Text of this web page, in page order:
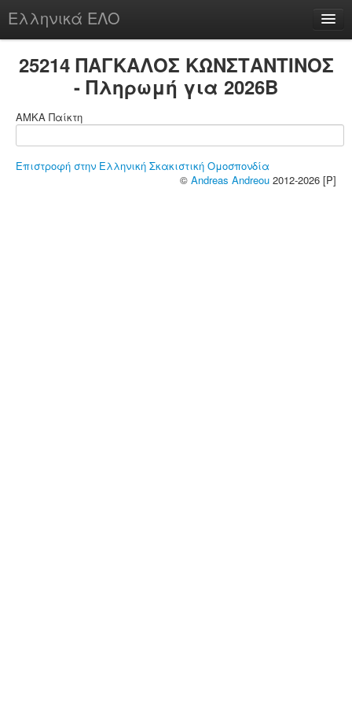
Ελληνικά ΕΛΟ
chesstu.be @ discord
25214 ΠΑΓΚΑΛΟΣ ΚΩΝΣΤΑΝΤΙΝΟΣ
- Πληρωμή για 2026B
ΑΜΚΑ Παίκτη
Επιστροφή στην Ελληνική Σκακιστική Ομοσπονδία
© Andreas Andreou 2012-2026 [P]